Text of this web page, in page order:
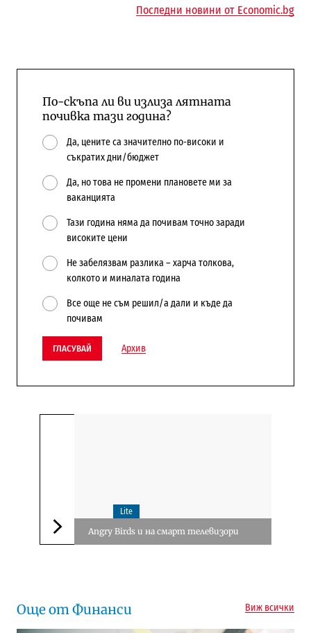
Последни новини от Economic.bg
По-скъпа ли ви излиза лятната
почивка тази година?
Да, цените са значително по-високи и
съкратих дни/бюджет
Да, но това не промени плановете ми за
ваканцията
Тази година няма да почивам точно заради
високите цени
Не забелязвам разлика – харча толкова,
колкото и миналата година
Все още не съм решил/а дали и къде да
почивам
ГЛАСУВАЙ Архив
Следваща новина
Lite
Angry Birds и на смарт телевизори
Още от Финанси Виж всички